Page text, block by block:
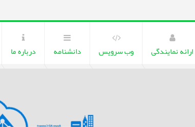
ارائه نمایندگی وب سرویس دانشنامه درباره ما